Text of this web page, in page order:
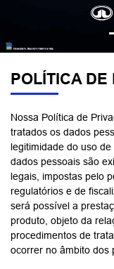
POLÍTICA DE
Nossa Política de
tratados os dados
legitimidade do uso
dados pessoais são
legais, impostas pelo
regulatórios e de
será possível a
produto, objeto da
procedimentos de
ocorrer no âmbito dos